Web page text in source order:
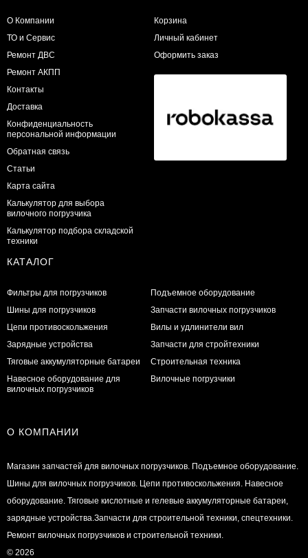
О Компании
ТО и Сервис
​Ремонт ДВС
Ремонт АКПП
Контакты
Доставка
Конфиденциальность
персональной информации
Обратная связь
Статьи
Карта сайта
Калькулятор для выбора
вилочного погрузчика
Калькулятор подбора складской
техники
Корзина
Личный кабинет
Оформить заказ
КАТАЛОГ
Фильтры для погрузчиков
Шины для погрузчиков
Цепи противоскольжения
Зарядные устройства
Тяговые аккумуляторные батареи
Навесное оборудование для
вилочных погрузчиков
Подъемное оборудование
Запчасти вилочных погрузчиков
Вилы и удлинители вил
Запчасти для стройтехники
Строительная техника
Вилочные погрузчики
О КОМПАНИИ
Магазин запчастей для вилочных погрузчиков. Подъемное оборудование.
Шины для вилочных погрузчиков. Цепи противоскольжения. Навесное
оборудование. Тяговые кислотные и гелевые аккумуляторные батареи,
зарядные устройства.Запчасти для строительной техники, спецтехники.
Ремонт вилочных погрузчиков и строительной техники.
© 2026